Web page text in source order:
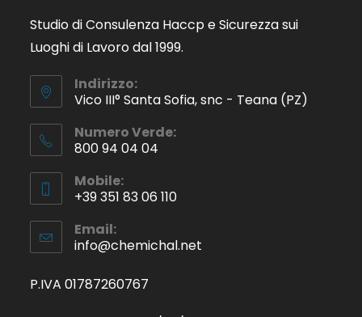
Studio di Consulenza Haccp e Sicurezza sui
Luoghi di Lavoro dal 1999.
Indirizzo:
Vico III° Santa Sofia, snc - Teana (PZ)
Numero Verde:
800 94 04 04
Mobile:
+39 351 83 06 110
Email:
info@chemichal.net
P.IVA 01787260767